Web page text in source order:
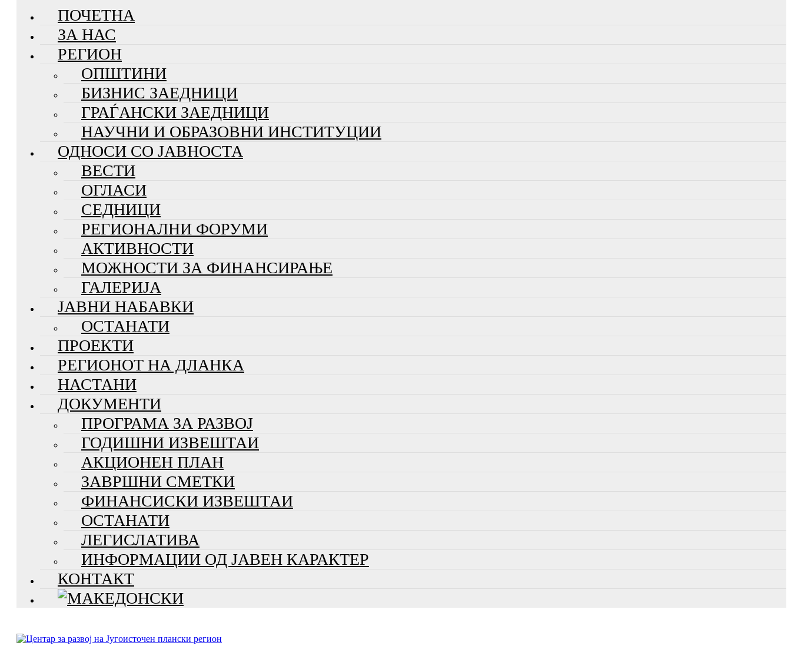
ПОЧЕТНА
ЗА НАС
РЕГИОН
ОПШТИНИ
БИЗНИС ЗАЕДНИЦИ
ГРАЃАНСКИ ЗАЕДНИЦИ
НАУЧНИ И ОБРАЗОВНИ ИНСТИТУЦИИ
ОДНОСИ СО ЈАВНОСТА
ВЕСТИ
ОГЛАСИ
СЕДНИЦИ
РЕГИОНАЛНИ ФОРУМИ
АКТИВНОСТИ
МОЖНОСТИ ЗА ФИНАНСИРАЊЕ
ГАЛЕРИЈА
ЈАВНИ НАБАВКИ
ОСТАНАТИ
ПРОЕКТИ
РЕГИОНОТ НА ДЛАНКА
НАСТАНИ
ДОКУМЕНТИ
ПРОГРАМА ЗА РАЗВОЈ
ГОДИШНИ ИЗВЕШТАИ
АКЦИОНЕН ПЛАН
ЗАВРШНИ СМЕТКИ
ФИНАНСИСКИ ИЗВЕШТАИ
ОСТАНАТИ
ЛЕГИСЛАТИВА
ИНФОРМАЦИИ ОД ЈАВЕН КАРАКТЕР
КОНТАКТ